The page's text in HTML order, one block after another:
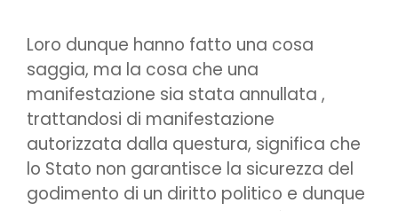
Loro dunque hanno fatto una cosa
saggia, ma la cosa che una
manifestazione sia stata annullata ,
trattandosi di manifestazione
autorizzata dalla questura, significa che
lo Stato non garantisce la sicurezza del
godimento di un diritto politico e dunque